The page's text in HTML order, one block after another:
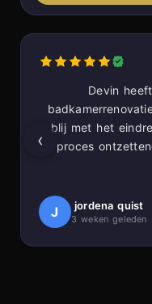
Devin
blij met het
proces
prachtig in
J jordena quist
3 weken geleden
‹